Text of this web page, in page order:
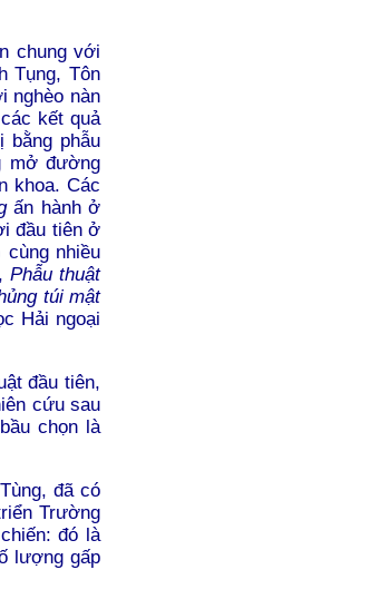
chung với
Tụng, Tôn
nghèo nàn
kết quả
bằng phẫu
mở đường
khoa. Các
ấn hành ở
đầu tiên ở
nhiều
Phẫu thuật
túi mật
Hải ngoại
đầu tiên,
cứu sau
chọn là
đã có
Trường
đó là
lượng gấp